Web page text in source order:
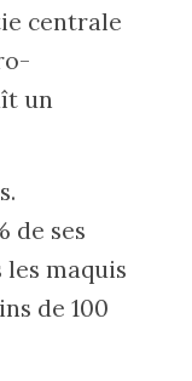
centrale
un
de ses
maquis
de 100